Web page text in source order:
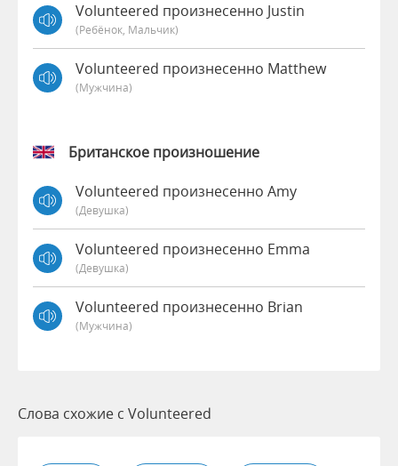
Volunteered произнесенно Justin
(Ребёнок, Мальчик)
Volunteered произнесенно Matthew
(мужчина)
Британское произношение
Volunteered произнесенно Amy
(девушка)
Volunteered произнесенно Emma
(девушка)
Volunteered произнесенно Brian
(мужчина)
Слова схожие с Volunteered